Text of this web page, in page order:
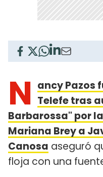
N ancy Pazos
Telefe tras
Barbarossa" por
Mariana Brey a
Canosa aseguró
floja con una